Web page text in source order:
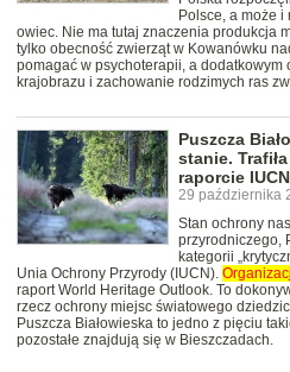
Polsce, a może
owiec. Nie ma tutaj znaczenia produkcja
tylko obecność zwierząt w Kowanówku
pomagać w psychoterapii, a
krajobrazu i zachowanie rodzimych ras
Puszcza
stanie.
raporcie IUCN
29 października
Stan ochrony
przyrodniczego,
kategorii
Unia Ochrony Przyrody (IUCN).
raport World Heritage Outlook. To
rzecz ochrony miejsc światowego
Puszcza Białowieska to jedno z pięciu
pozostałe znajdują się w Bieszczadach.